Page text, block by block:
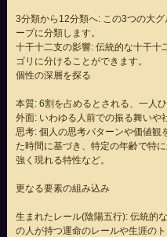
3分類から12分類へ: この3つの大
ープに分類します。
十干十二支の影響: 伝統的な十干十
ゴリに分けることができます。
個性の深層を探る
本質: 6割を占めるとされる、一人
外面: いわゆる人前での振る舞いや
思考: 個人の思考パターンや価値観
た時間に基づき、特定の年齢で特
強く現れる特性など。
更なる要素の組み込み
生まれたレール(陰陽五行): 伝統的
の人が持つ運命のレールや生涯のト